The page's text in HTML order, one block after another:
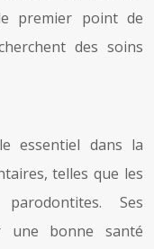
premier point de
des soins
essentiel dans la
telles que les
Ses
une bonne santé